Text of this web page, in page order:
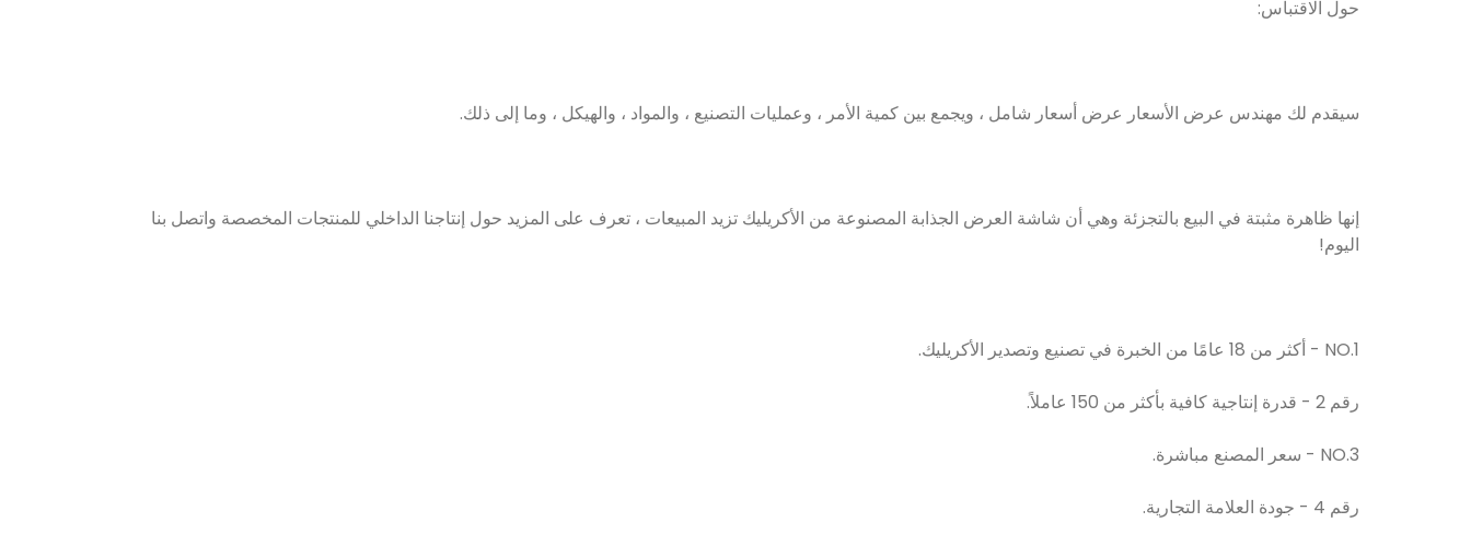
حول الاقتباس:
سيقدم لك مهندس عرض الأسعار عرض أسعار شامل ، ويجمع بين كمية الأمر ، وعمليات التصنيع ، والمواد ، والهيكل ، وما إلى ذلك.
إنها ظاهرة مثبتة في البيع بالتجزئة وهي أن شاشة العرض الجذابة المصنوعة من الأكريليك تزيد المبيعات ، تعرف على المزيد حول إنتاجنا الداخلي للمنتجات المخصصة واتصل بنا
اليوم!
NO.1 - أكثر من 18 عامًا من الخبرة في تصنيع وتصدير الأكريليك.
رقم 2 - قدرة إنتاجية كافية بأكثر من 150 عاملاً.
NO.3 - سعر المصنع مباشرة.
رقم 4 - جودة العلامة التجارية.